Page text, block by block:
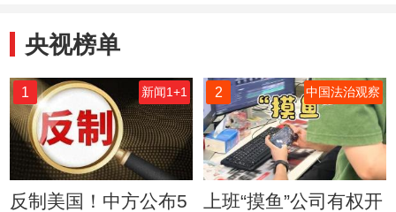
央视榜单
1 新闻1+1
反制美国！中方公布5
2 中国法治观察
上班“摸鱼”公司有权开